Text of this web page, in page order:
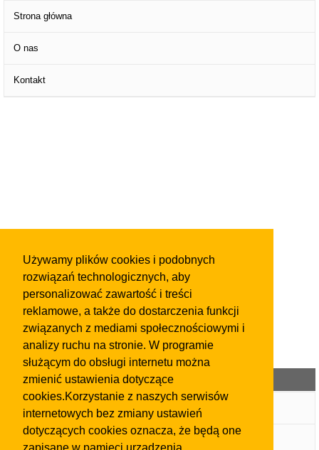
Używamy plików cookies i podobnych
rozwiązań technologicznych, aby
personalizować zawartość i treści
reklamowe, a także do dostarczenia funkcji
związanych z mediami społecznościowymi i
analizy ruchu na stronie. W programie
służącym do obsługi internetu można
zmienić ustawienia dotyczące
cookies.Korzystanie z naszych serwisów
internetowych bez zmiany ustawień
dotyczących cookies oznacza, że będą one
Strona główna
O nas
Kontakt
Kategorie ogłoszeń
Wpis w Katalogu Firm
Ogłoszenia